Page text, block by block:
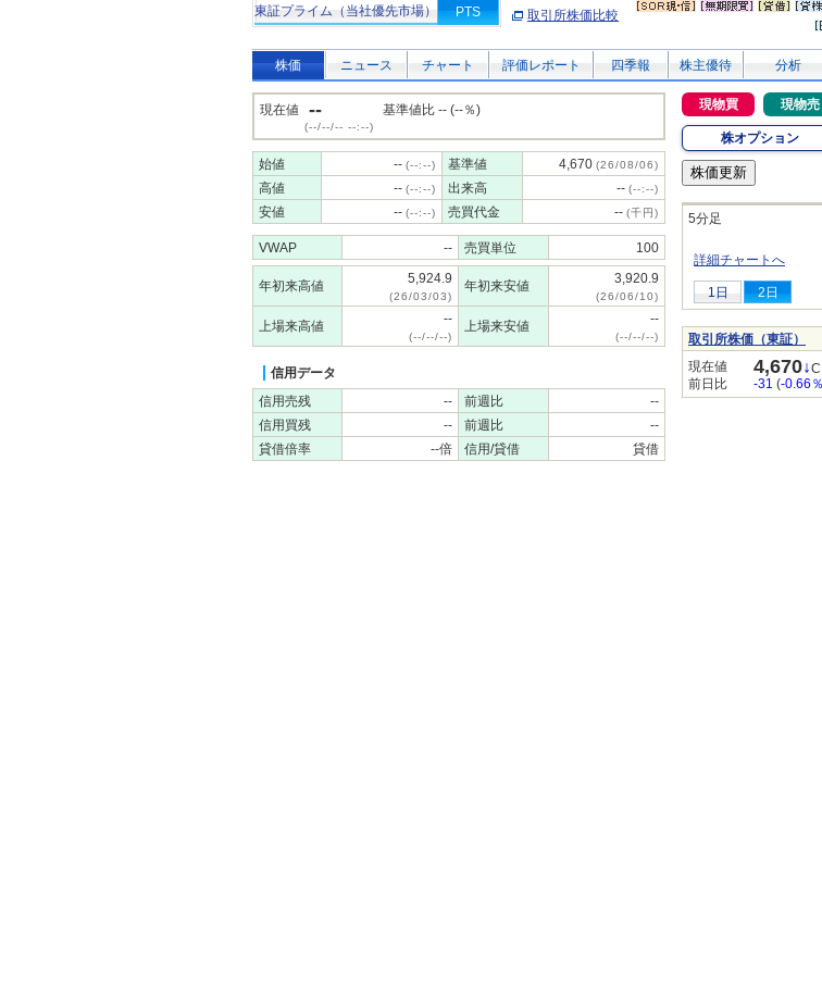
東証プライム（当社優先市場） PTS 取引所株価比較
株価 ニュース チャート 評価レポート 四季報 株主優待 分析
現在値 --
(--/--/-- --:--)
基準値比 -- (--％)
始値 -- (--:--) 基準値 4,670 (26/08/06)
高値 -- (--:--) 出来高 -- (--:--)
安値 -- (--:--) 売買代金 -- (千円)
VWAP -- 売買単位 100
年初来高値 5,924.9
(26/03/03)
年初来安値 3,920.9
(26/06/10)
上場来高値 --
(--/--/--)
上場来安値 --
(--/--/--)
信用データ
信用売残
-- 前週比
--
信用買残
-- 前週比
--
貸借倍率
--倍 信用/貸借 貸借
現物買 現物売
株オプション
5分足
詳細チャートへ
1日 2日
取引所株価（東証）
現在値
4,670↓C
前日比
-31 (-0.66％